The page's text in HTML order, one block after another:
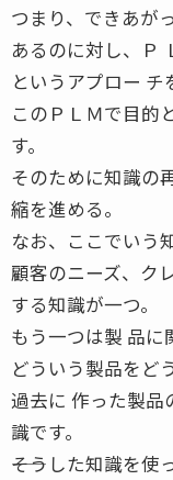
つまり、できあが
あるのに対し、Ｐ
というアプロー チ
このＰＬＭで目的
す。
そのために知識の
縮を進める。
なお、ここでいう
顧客のニーズ、ク
する知識が一つ。
もう一つは製 品に
どういう製品をど
過去に 作った製品
識です。
――そうした知識を